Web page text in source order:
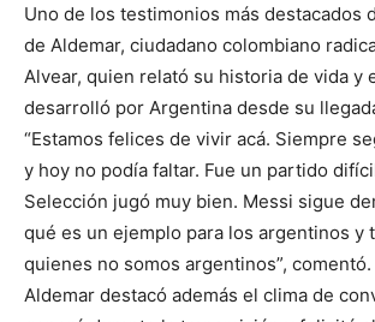
Uno de los testimonios más destacados
de Aldemar, ciudadano colombiano
Alvear, quien relató su historia de vida y
desarrolló por Argentina desde su
“Estamos felices de vivir acá. Siempre
y hoy no podía faltar. Fue un partido
Selección jugó muy bien. Messi sigue
qué es un ejemplo para los argentinos y
quienes no somos argentinos”, comentó.
Aldemar destacó además el clima de